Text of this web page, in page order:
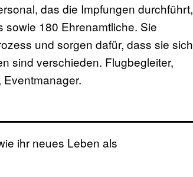
das die Impfungen durchführt,
180 Ehrenamtliche. Sie
und sorgen dafür, dass sie sich
sind verschieden. Flugbegleiter,
ihr neues Leben als